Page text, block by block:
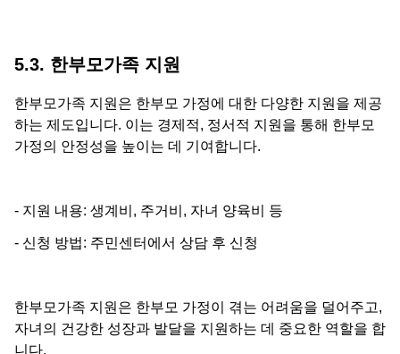
5.3. 한부모가족 지원
한부모가족 지원은 한부모 가정에 대한 다양한 지원을 제공
하는 제도입니다. 이는 경제적, 정서적 지원을 통해 한부모
가정의 안정성을 높이는 데 기여합니다.
- 지원 내용: 생계비, 주거비, 자녀 양육비 등
- 신청 방법: 주민센터에서 상담 후 신청
한부모가족 지원은 한부모 가정이 겪는 어려움을 덜어주고,
자녀의 건강한 성장과 발달을 지원하는 데 중요한 역할을 합
니다.